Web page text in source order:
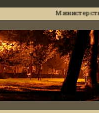
Министерство